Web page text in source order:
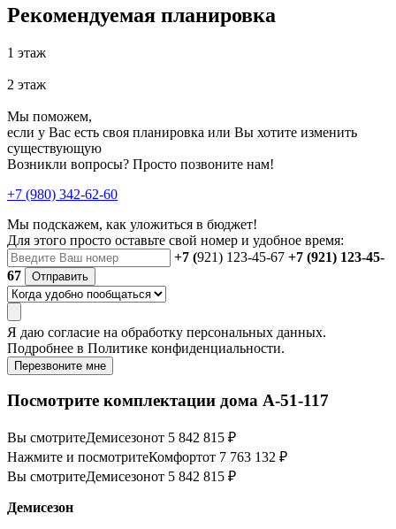
Рекомендуемая планировка
1 этаж
2 этаж
Мы поможем,
если у Вас есть своя планировка или Вы хотите изменить
существующую
Возникли вопросы? Просто позвоните нам!
+7 (980) 342-62-60
Мы подскажем, как уложиться в бюджет!
Для этого просто оставьте свой номер и удобное время:
+7 (921) 123-45-67 +7 (921) 123-45-
67
Отправить
Я даю согласие на обработку персональных данных.
Подробнее в Политике конфиденциальности.
Перезвоните мне
Посмотрите комплектации дома А-51-117
Вы смотритеДемисезонот 5 842 815 ₽
Нажмите и посмотритеКомфортот 7 763 132 ₽
Вы смотритеДемисезонот 5 842 815 ₽
Демисезон